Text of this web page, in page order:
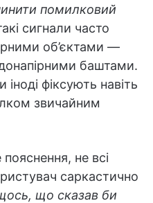
помилковий
сигнали часто
об’єктами —
баштами.
фіксують навіть
звичайним
не всі
саркастично
що сказав би